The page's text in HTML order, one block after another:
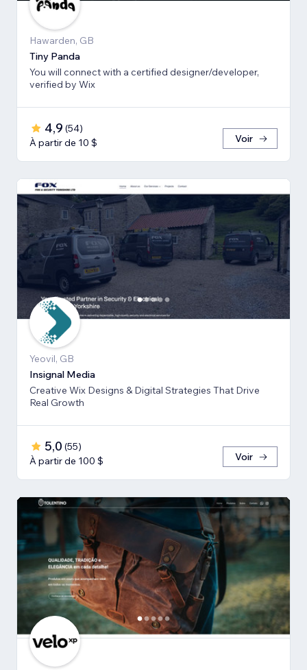
Hawarden, GB
Tiny Panda
You will connect with a certified designer/developer,
verified by Wix
4,9 (54)
À partir de 10 $
Voir
Yeovil, GB
Insignal Media
Creative Wix Designs & Digital Strategies That Drive
Real Growth
5,0 (55)
À partir de 100 $
Voir